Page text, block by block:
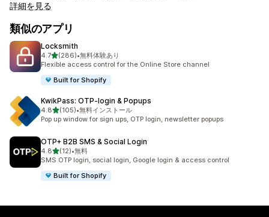
詳細を見る
類似のアプリ
Locksmith
4.75つ星中
(286)
合計レビュー数：286件
•無料体験あり
Flexible access control for the Online Store channel
Built for Shopify
KwikPass: OTP‑login & Popups
4.85つ星中
(105)
合計レビュー数：105件
•無料インストール
Pop up window for sign ups, OTP login, newsletter popups
OTP+ B2B SMS & Social Login
4.85つ星中
(12)
合計レビュー数：12件
•無料
SMS OTP login, social login, Google login & access control
Built for Shopify